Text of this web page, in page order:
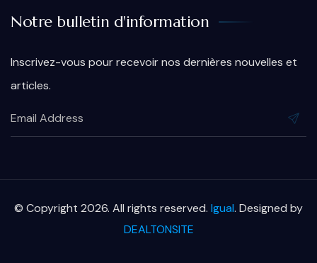
Notre bulletin d'information
Inscrivez-vous pour recevoir nos dernières nouvelles et
articles.
© Copyright 2026. All rights reserved. Igual. Designed by
DEALTONSITE